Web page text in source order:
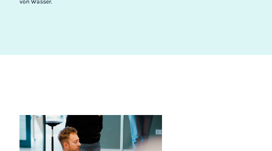
von Wasser.